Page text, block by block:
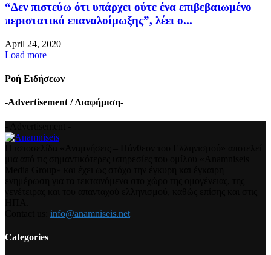
“Δεν πιστεύω ότι υπάρχει ούτε ένα επιβεβαιωμένο
περιστατικό επαναλοίμωξης”, λέει ο...
April 24, 2020
Load more
Ροή Ειδήσεων
-Advertisement / Διαφήμιση-
info@anamniseis.net
Categories